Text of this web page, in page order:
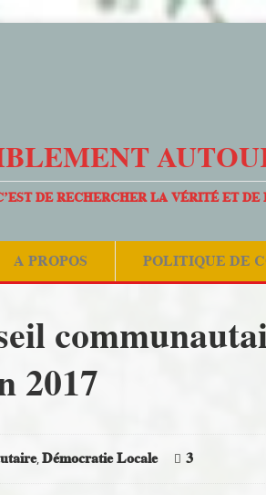
DE RECHERCHER LA VÉRITÉ ET DE
A PROPOS POLITIQUE DE
2017
,Démocratie Locale 3